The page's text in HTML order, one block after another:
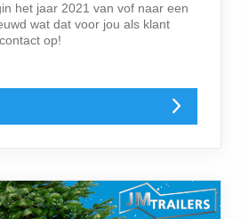
het jaar 2021 van vof naar een
wat dat voor jou als klant
op!